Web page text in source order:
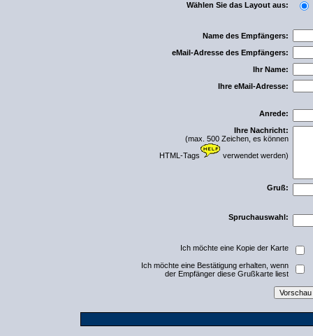
Wählen Sie das Layout aus:
Name des Empfängers:
eMail-Adresse des Empfängers:
Ihr Name:
Ihre eMail-Adresse:
Anrede:
Ihre Nachricht:
(max. 500 Zeichen, es können
HTML-Tags
verwendet werden)
Gruß:
Spruchauswahl:
Ich möchte eine Kopie der Karte
Ich möchte eine Bestätigung erhalten, wenn
der Empfänger diese Grußkarte liest